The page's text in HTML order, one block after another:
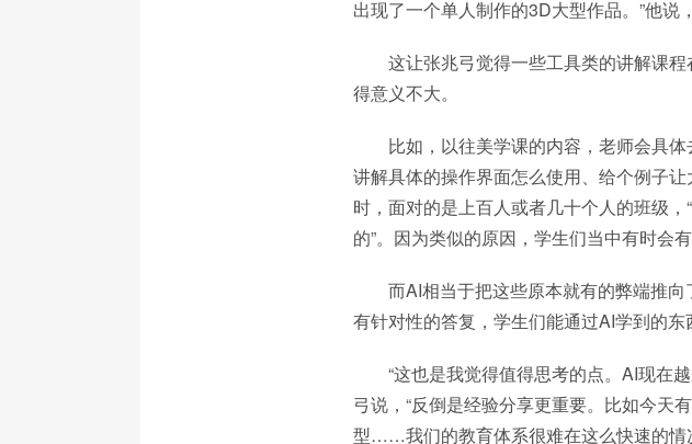
出现了一个单人制作的3D大型作品。”他说
这让张兆弓觉得一些工具类的讲解课
得意义不大。
比如，以往美学课的内容，老师会具
讲解具体的操作界面怎么使用、给个例子
时，面对的是上百人或者几十个人的班级
的”。因为类似的原因，学生们当中有时会有
而AI相当于把这些原本就有的弊端推
有针对性的答复，学生们能通过AI学到的东
“这也是我觉得值得思考的点。AI现在
弓说，“反倒是经验分享更重要。比如今天
型……我们的教育体系很难在这么快速的情